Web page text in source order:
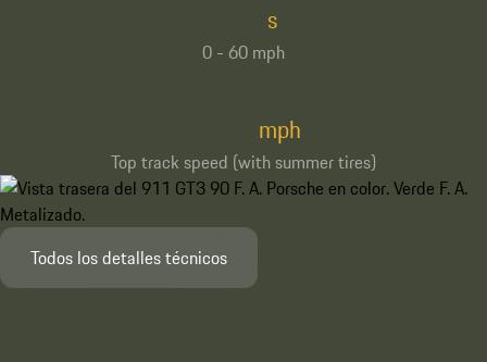
0 - 60 mph
s
Top track speed (with summer tires)
mph
Todos los detalles técnicos